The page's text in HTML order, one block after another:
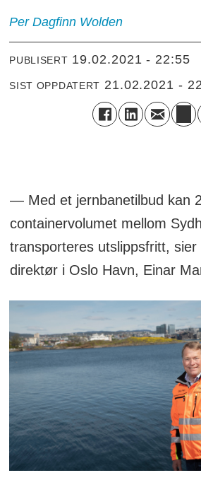
Per Dagfinn Wolden
PUBLISERT 19.02.2021 - 22:55
SIST OPPDATERT 21.02.2021 -
— Med et jernbanetilbud kan
containervolumet mellom
transporteres utslippsfritt, sier
direktør i Oslo Havn, Einar